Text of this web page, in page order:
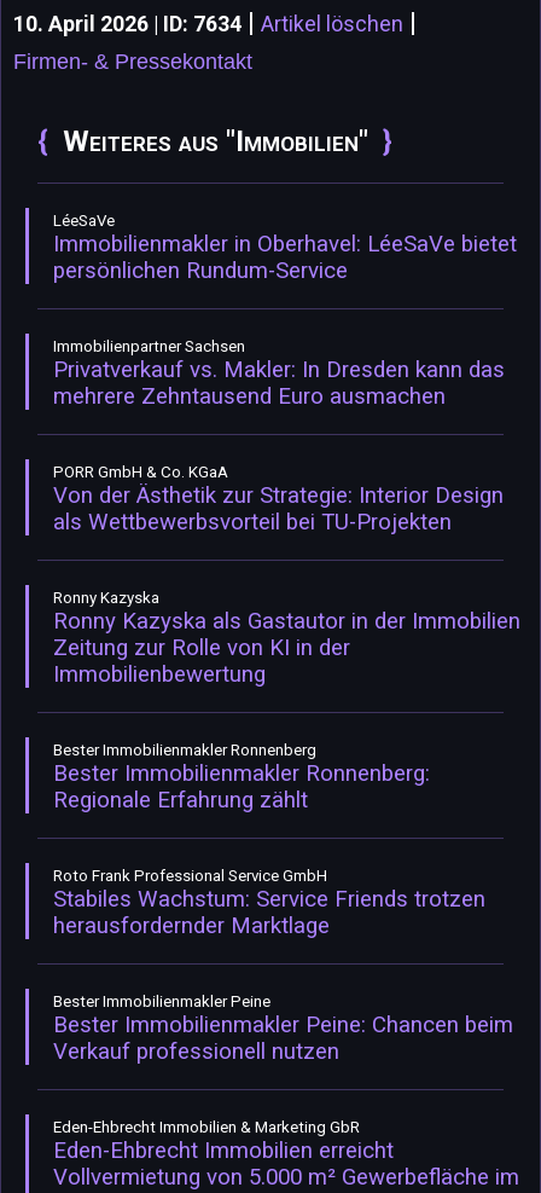
10. April 2026 | ID: 7634 | Artikel löschen |
Firmen- & Pressekontakt
Weiteres aus "Immobilien"
LéeSaVe
Immobilienmakler in Oberhavel: LéeSaVe bietet
persönlichen Rundum-Service
Immobilienpartner Sachsen
Privatverkauf vs. Makler: In Dresden kann das
mehrere Zehntausend Euro ausmachen
PORR GmbH & Co. KGaA
Von der Ästhetik zur Strategie: Interior Design
als Wettbewerbsvorteil bei TU-Projekten
Ronny Kazyska
Ronny Kazyska als Gastautor in der Immobilien
Zeitung zur Rolle von KI in der
Immobilienbewertung
Bester Immobilienmakler Ronnenberg
Bester Immobilienmakler Ronnenberg:
Regionale Erfahrung zählt
Roto Frank Professional Service GmbH
Stabiles Wachstum: Service Friends trotzen
herausfordernder Marktlage
Bester Immobilienmakler Peine
Bester Immobilienmakler Peine: Chancen beim
Verkauf professionell nutzen
Eden-Ehbrecht Immobilien & Marketing GbR
Eden-Ehbrecht Immobilien erreicht
Vollvermietung von 5.000 m² Gewerbefläche im